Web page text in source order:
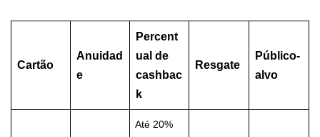
Cartão
Anuidad
e
Percent
ual de
cashbac
k
Resgate
Público-
alvo
Até 20%